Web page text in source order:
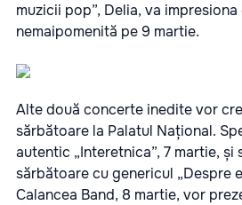
muzicii pop”, Delia, va
nemaipomenită pe 9 martie.
Alte două concerte inedite vor
sărbătoare la Palatul Național.
autentic „Interetnica”, 7 martie,
sărbătoare cu genericul „Despre
Calancea Band, 8 martie, vor